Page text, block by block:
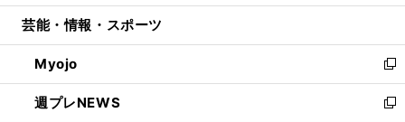
開
ウ
開
く
ン
ウ
で
開
く
ウ
ン
ド
ウ
で
し
ウ
ィ
ン
ド
芸能・情報・スポーツ
Myojo
新
し
い
週プレNEWS
新